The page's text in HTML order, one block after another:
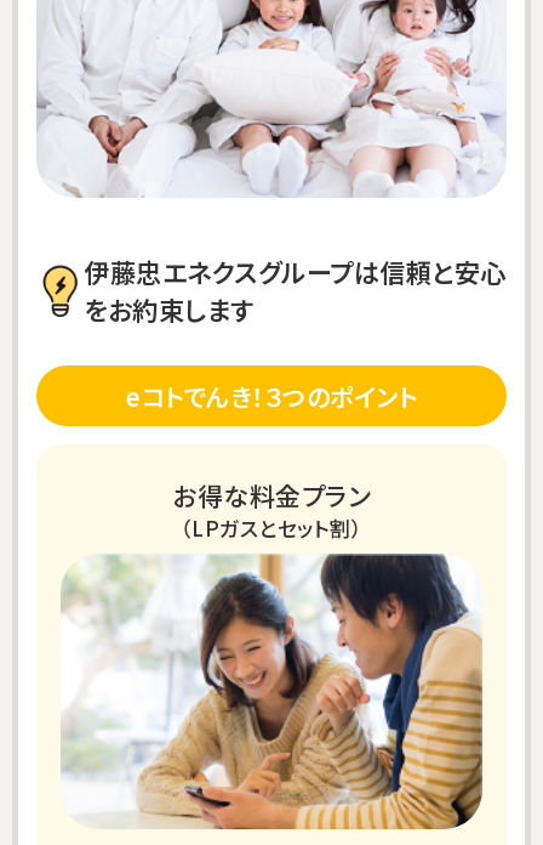
伊藤忠エネクスグループは信頼と安心
をお約束します
eコトでんき！３つのポイント
お得な料金プラン
（LPガスとセット割）